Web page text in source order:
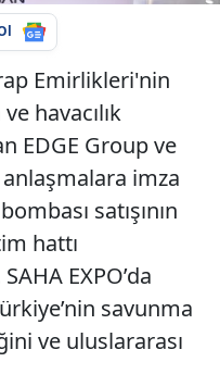
Emirlikleri'nin
havacılık
EDGE Group ve
imza
satışının
hattı
EXPO’da
savunma
ve uluslararası